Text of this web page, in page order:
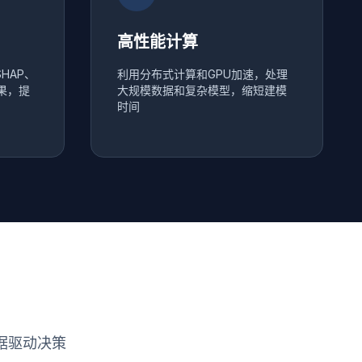
、
，提
高性能计算
利用分布式计算和GPU加速，处理
大规模数据和复杂模型，缩短建模
时间
驱动决策